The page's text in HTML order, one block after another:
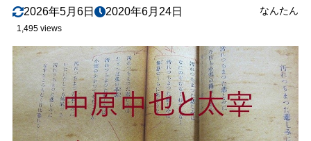
2026年5月6日 2020年6月24日 なんたん
1,495 views